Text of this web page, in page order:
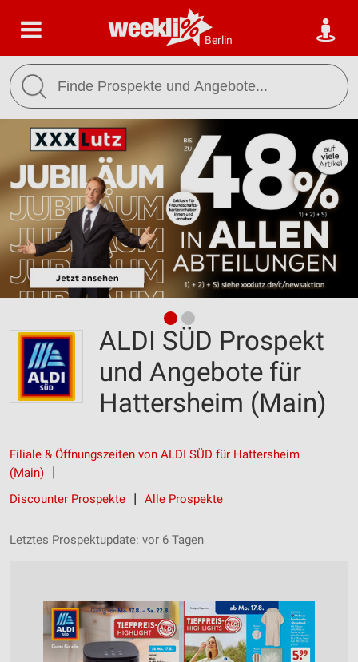
Berlin
ALDI SÜD Prospekt
und Angebote für
Hattersheim (Main)
Filiale & Öffnungszeiten von ALDI SÜD für Hattersheim
(Main)
Discounter Prospekte
Alle Prospekte
Letztes Prospektupdate: vor 6 Tagen